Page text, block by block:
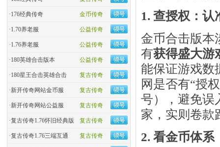
金币传奇
·176经典传奇
公益传奇
·1.70养老服
公益传奇
·1.76养老服
公益传奇
·180英雄合击版本
复古传奇
·180星王合击英雄合击
复古传奇
·新开传奇网站金币服
复古传奇
·新开传奇网站公益服
复古传奇
·复古传奇1.76怀旧经典版
复古传奇
·复古传奇1.76三端互通
1. 查授权：认
金币合击版本
有获得盛大游
能保证游戏数
网是否有“授
号），避免
家，实则卷款
2. 看金币体系